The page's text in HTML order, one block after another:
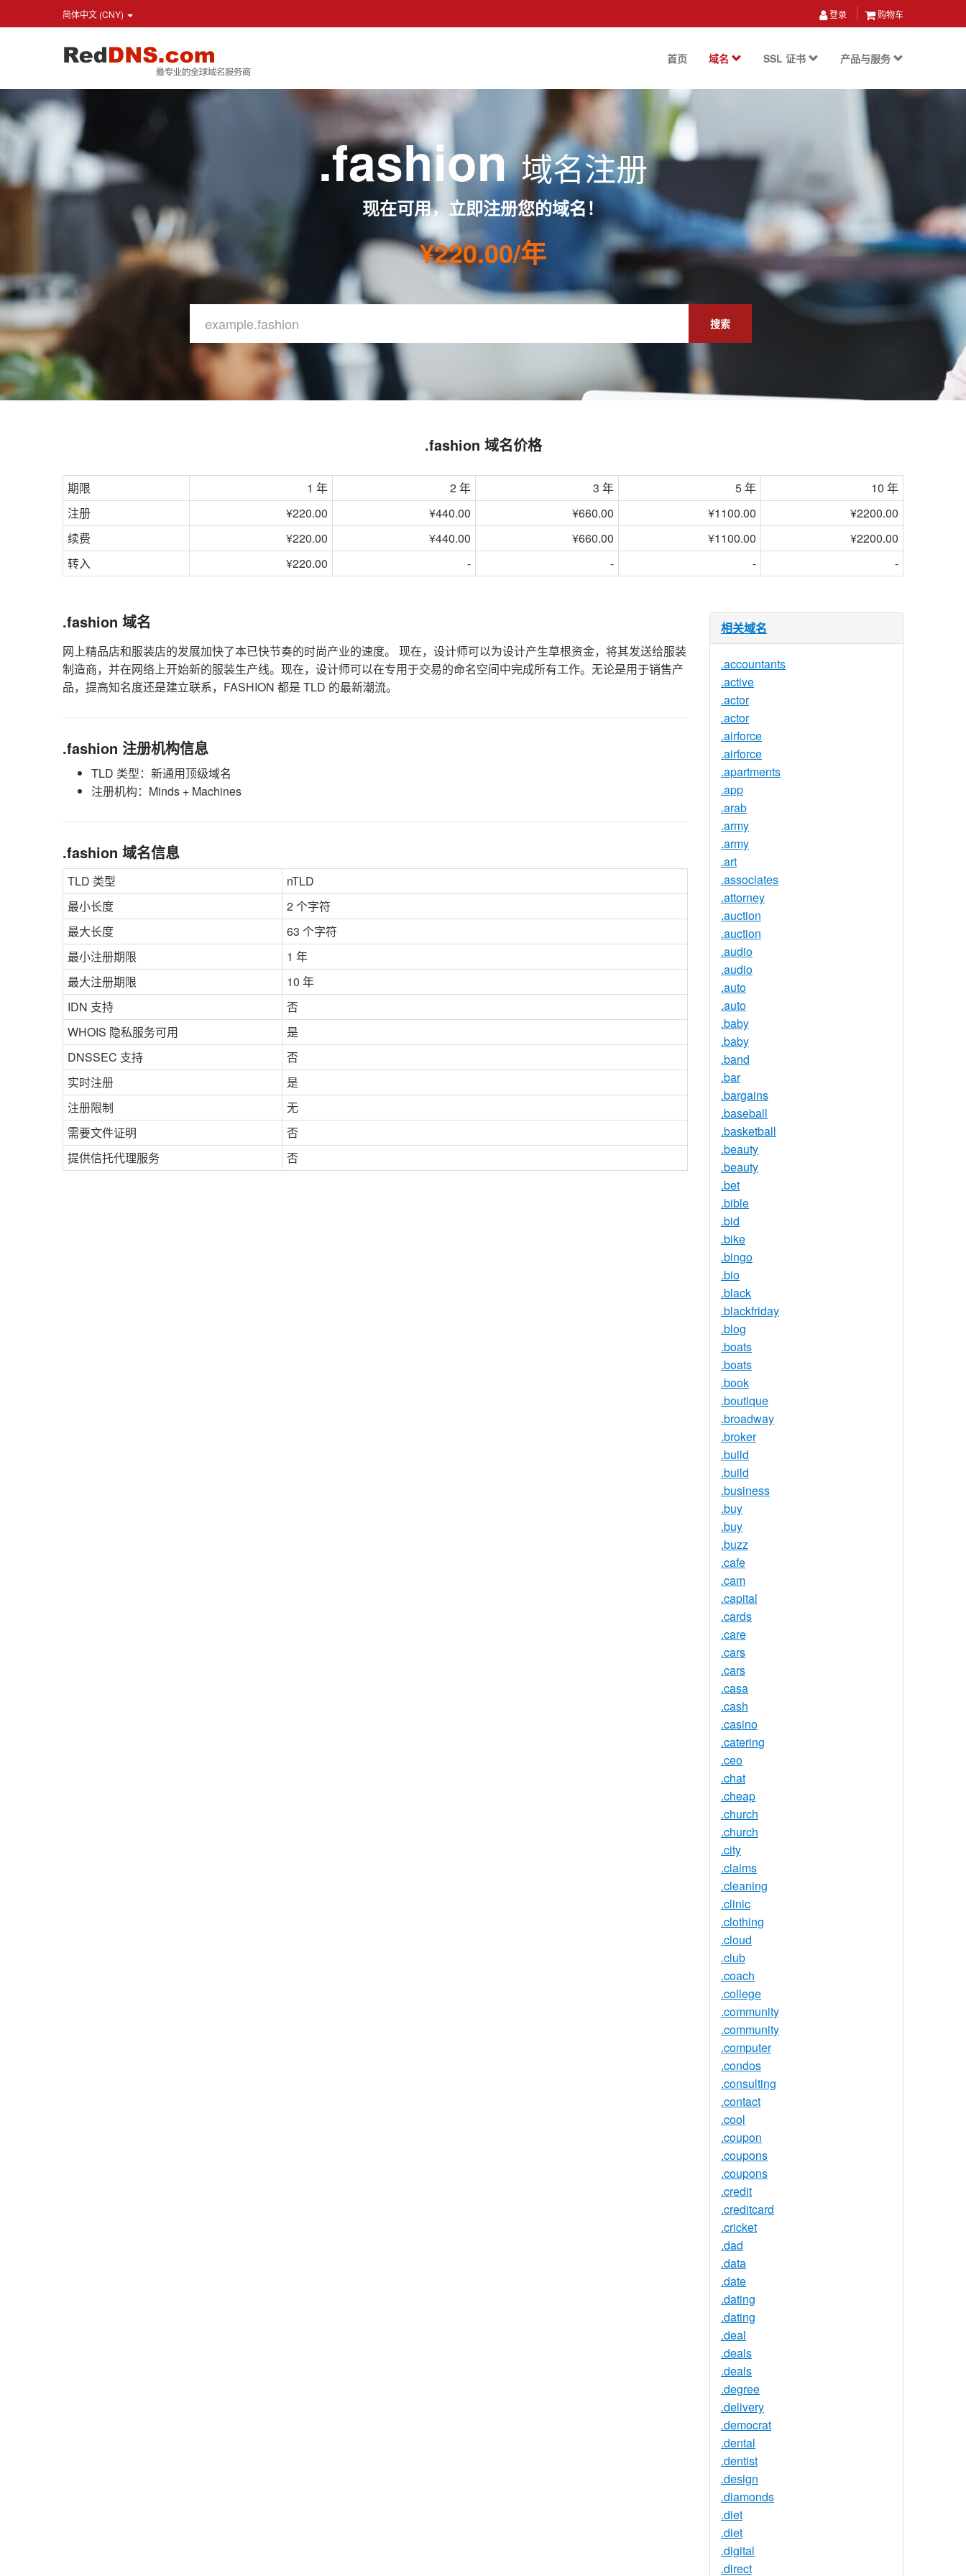
简体中文 (CNY) 登录 购物车
首页 域名 SSL 证书 产品与服务
.fashion域名注册
现在可用，立即注册您的域名！
¥220.00/年
搜索
.fashion 域名价格
期限 1 年 2 年 3 年 5 年
10 年
注册
¥220.00 ¥440.00 ¥660.00 ¥1100.00
¥2200.00
续费
¥220.00 ¥440.00 ¥660.00 ¥1100.00
¥2200.00
转入
¥220.00 - - - -
.fashion 域名
网上精品店和服装店的发展加快了本已快节奏的时尚产业的速度。 现在，设计师可以为设计产生草根资金，将其发送给服装
制造商，并在网络上开始新的服装生产线。现在，设计师可以在专用于交易的命名空间中完成所有工作。无论是用于销售产
品，提高知名度还是建立联系，FASHION 都是 TLD 的最新潮流。
.fashion 注册机构信息
TLD 类型：新通用顶级域名
注册机构：Minds + Machines
.fashion 域名信息
TLD 类型
nTLD
最小长度
2 个字符
最大长度
63 个字符
最小注册期限
1 年
最大注册期限
10 年
IDN 支持
否
WHOIS 隐私服务可用
是
DNSSEC 支持
否
实时注册
是
注册限制
无
需要文件证明
否
提供信托代理服务
否
相关域名
.accountants
.active
.actor
.actor
.airforce
.airforce
.apartments
.app
.arab
.army
.army
.art
.associates
.attorney
.auction
.auction
.audio
.audio
.auto
.auto
.baby
.baby
.band
.bar
.bargains
.baseball
.basketball
.beauty
.beauty
.bet
.bible
.bid
.bike
.bingo
.bio
.black
.blackfriday
.blog
.boats
.boats
.book
.boutique
.broadway
.broker
.build
.build
.business
.buy
.buy
.buzz
.cafe
.cam
.capital
.cards
.care
.cars
.cars
.casa
.cash
.casino
.catering
.ceo
.chat
.cheap
.church
.church
.city
.claims
.cleaning
.clinic
.clothing
.cloud
.club
.coach
.college
.community
.community
.computer
.condos
.consulting
.contact
.cool
.coupon
.coupons
.coupons
.credit
.creditcard
.cricket
.dad
.data
.date
.dating
.dating
.deal
.deals
.deals
.degree
.delivery
.democrat
.dental
.dentist
.design
.diamonds
.diet
.diet
.digital
.direct